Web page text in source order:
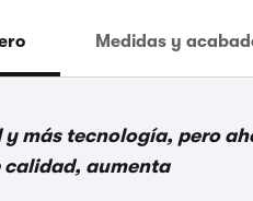
Medidas y
más tecnología, pero
calidad, aumenta